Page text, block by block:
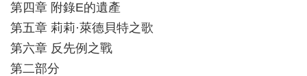
第四章 附錄E的遺產
第五章 莉莉·萊德貝特之歌
第六章 反先例之戰
第二部分